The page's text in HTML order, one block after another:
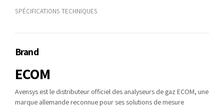
SPÉCIFICATIONS TECHNIQUES
Brand
ECOM
Avensys est le distributeur officiel des analyseurs de gaz ECOM, une
marque allemande reconnue pour ses solutions de mesure